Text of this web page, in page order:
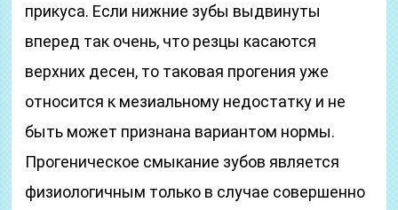
прикуса. Если нижние зубы выдвинуты
вперед так очень, что резцы касаются
верхних десен, то таковая прогения уже
относится к мезиальному недостатку и не
быть может признана вариантом нормы.
Прогеническое смыкание зубов является
физиологичным только в случае совершенно